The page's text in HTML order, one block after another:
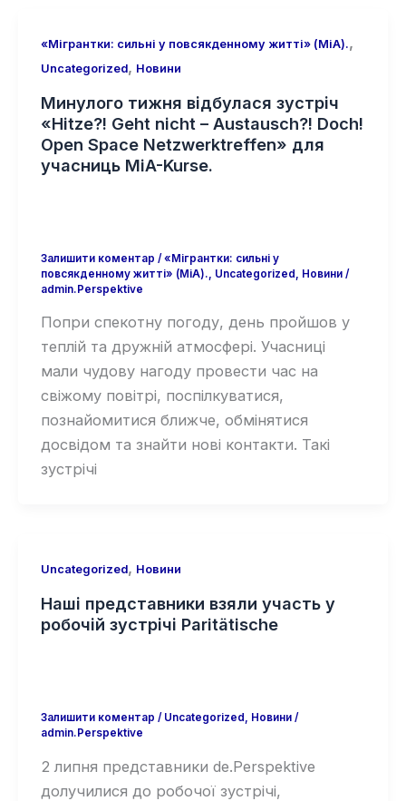
«Мігрантки: сильні у повсякденному житті» (MiA).,
Uncategorized, Новини
Минулого тижня відбулася зустріч
«Hitze?! Geht nicht – Austausch?! Doch!
Open Space Netzwerktreffen» для
учасниць MiA-Kurse.
Залишити коментар / «Мігрантки: сильні у
повсякденному житті» (MiA)., Uncategorized , Новини/
admin.Perspektive
Попри спекотну погоду, день пройшов у
теплій та дружній атмосфері. Учасниці
мали чудову нагоду провести час на
свіжому повітрі, поспілкуватися,
познайомитися ближче, обмінятися
досвідом та знайти нові контакти. Такі
зустрічі
Uncategorized, Новини
Наші представники взяли участь у
робочій зустрічі Paritätische
Залишити коментар / Uncategorized , Новини/
admin.Perspektive
2 липня представники de.Perspektive
долучилися до робочої зустрічі,